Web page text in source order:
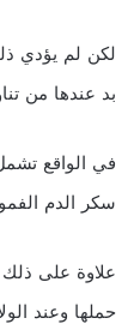
لكن لم يؤدي
بد عندها من
في الواقع
سكر الدم
علاوة على
حملها وعند